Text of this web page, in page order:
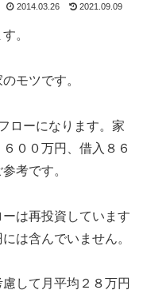
2014.03.26 2021.09.09
。
モツです。
ローになります。家
００万円、借入８６
考です。
は再投資しています
は含んでいません。
して月平均２８万円